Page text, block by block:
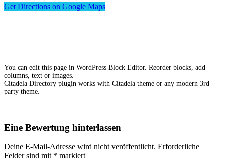
Get Directions on Google Maps
You can edit this page in WordPress Block Editor. Reorder blocks, add
columns, text or images.
Citadela Directory plugin works with Citadela theme or any modern 3rd
party theme.
Eine Bewertung hinterlassen
Deine E-Mail-Adresse wird nicht veröffentlicht. Erforderliche
Felder sind mit * markiert